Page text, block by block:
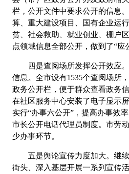
栏，公开文件中要求公开的信息
算、重大建设项目、国有企业运
贫、社会救助、就业创业、棚户
点领域信息全部公开，做到了“
四是查阅场所发挥公开效应。
信息。全市设有1535个查阅场所
政务公开栏，便于群众查看政务
在社区服务中心安装了电子显示
实行“办事六公开”，提高办事效
市长公开电话代理员制度。市劳
少办事环节。
五是舆论宣传力度加大。继续
街头、深入基层开展一系列宣传